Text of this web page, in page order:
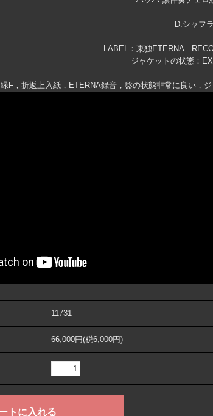
D.シャフ
LABEL：東独ETERNA
ジャケットの状態：
緑F，折返上入紙，ETERNA録音，盤の状態非常に良い，
11731
66,000円(税6,000円)